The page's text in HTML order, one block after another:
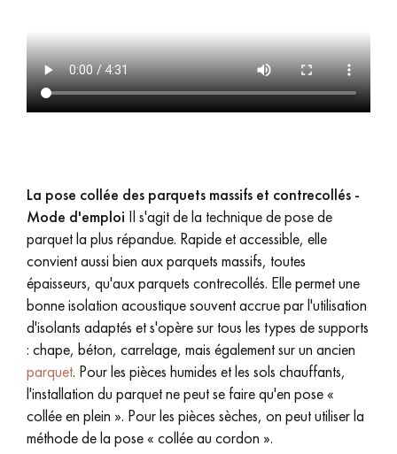
Nos conseillers sont disponibles au
VOUS AVEZ UN PROJET ?
Nos experts sont à votre disposition pour vous guider pas à
pas dans le choix et la pose de votre parquet.
Un expert Décoplus Parquets vous appelle
La pose collée des parquets massifs et contrecollés -
Mode d'emploi Il s'agit de la technique de pose de
parquet la plus répandue. Rapide et accessible, elle
convient aussi bien aux parquets massifs, toutes
épaisseurs, qu'aux parquets contrecollés. Elle permet une
bonne isolation acoustique souvent accrue par l'utilisation
d'isolants adaptés et s'opère sur tous les types de supports
: chape, béton, carrelage, mais également sur un ancien
parquet. Pour les pièces humides et les sols chauffants,
l'installation du parquet ne peut se faire qu'en pose «
collée en plein ». Pour les pièces sèches, on peut utiliser la
méthode de la pose « collée au cordon ».